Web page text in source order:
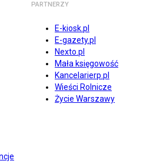
PARTNERZY
E-kiosk.pl
E-gazety.pl
Nexto.pl
Mała księgowość
Kancelarierp.pl
Wieści Rolnicze
Życie Warszawy